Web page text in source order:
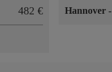
482 € Hannover-